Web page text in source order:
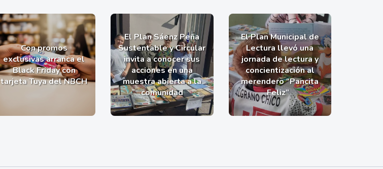
Con promos
exclusivas arranca el
Black Friday con
tarjeta Tuya del NBCH
El Plan Sáenz Peña
Sustentable y Circular
invita a conocer sus
acciones en una
muestra abierta a la
comunidad
El Plan Municipal de
Lectura llevó una
jornada de lectura y
concientización al
merendero “Pancita
Feliz”